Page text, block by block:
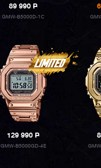
89 990P
GMW-B5000D-1C
129 990P
GMW-B5000GD-4E